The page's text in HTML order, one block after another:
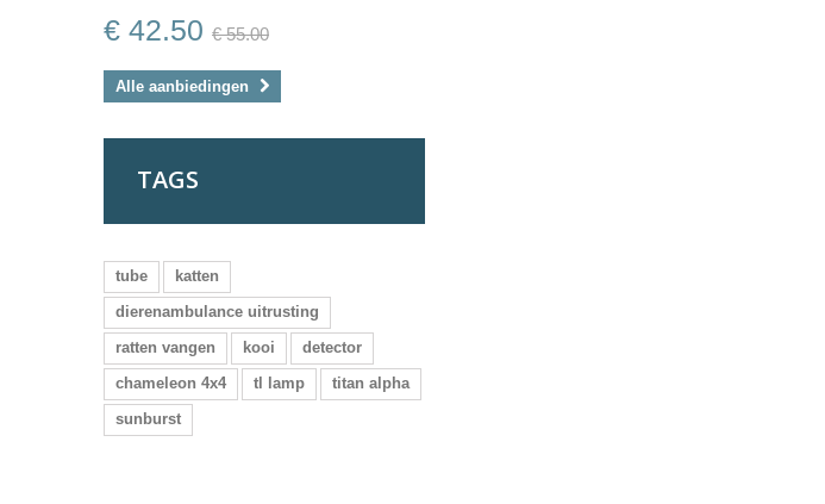
€ 42.50 € 55.00
Alle aanbiedingen
TAGS
tube
katten
dierenambulance uitrusting
ratten vangen
kooi
detector
chameleon 4x4
tl lamp
titan alpha
sunburst